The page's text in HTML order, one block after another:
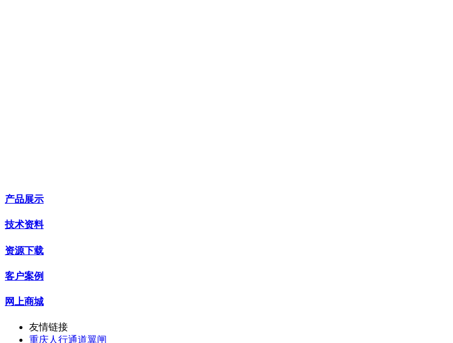
产品展示
技术资料
资源下载
客户案例
网上商城
友情链接
重庆人行通道翼闸